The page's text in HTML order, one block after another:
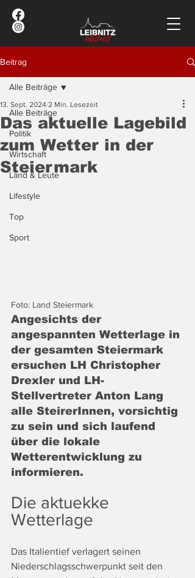
Beitrag
Alle Beiträge
Politik
Wirtschaft
Land & Leute
Lifestyle
Top
Sport
Alle Beiträge
Das aktuelle Lagebild
zum Wetter in der
Steiermark
13. Sept. 2024 2 Min. Lesezeit
Foto: Land Steiermark
Angesichts der
angespannten Wetterlage in
der gesamten Steiermark
ersuchen LH Christopher
Drexler und LH-
Stellvertreter Anton Lang
alle SteirerInnen, vorsichtig
zu sein und sich laufend
über die lokale
Wetterentwicklung zu
informieren.
Die aktuekke
Wetterlage
Das Italientief verlagert seinen
Niederschlagsschwerpunkt seit den